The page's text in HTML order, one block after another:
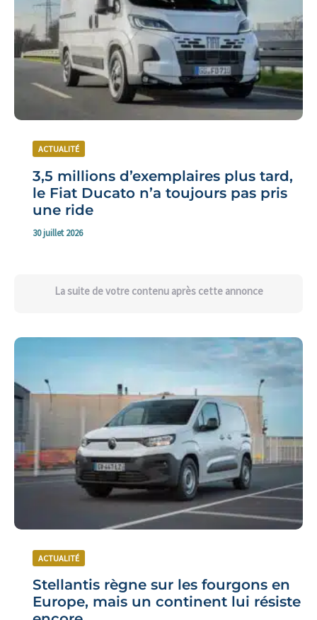
ACTUALITÉ
3,5 millions d’exemplaires plus tard,
le Fiat Ducato n’a toujours pas pris
une ride
30 juillet 2026
La suite de votre contenu après cette annonce
ACTUALITÉ
Stellantis règne sur les fourgons en
Europe, mais un continent lui résiste